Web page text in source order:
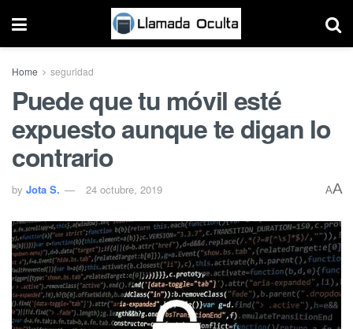
Home seguridad
Puede que tu móvil esté
expuesto aunque te digan lo
contrario
by Jota S. 24 octubre, 2019 AA